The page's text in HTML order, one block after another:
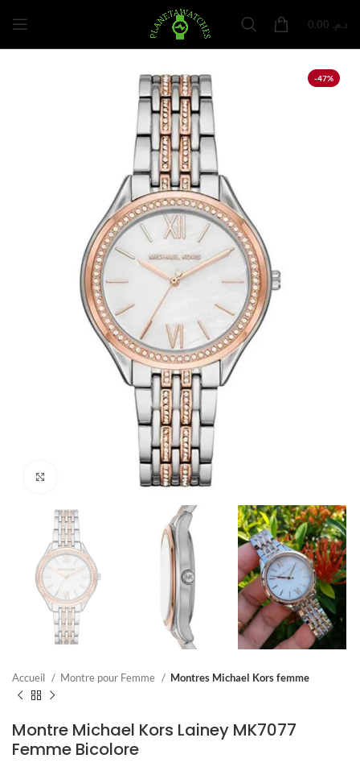
د.م.
-47%
Accueil Montre pour Femme Montres Michael Kors femme
Montre Michael Kors Lainey MK7077
Femme Bicolore